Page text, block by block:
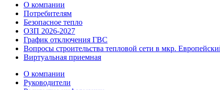
О компании
Потребителям
Безопасное тепло
ОЗП 2026-2027
График отключения ГВС
Вопросы строительства тепловой сети в мкр.
Виртуальная приемная
О компании
Руководители